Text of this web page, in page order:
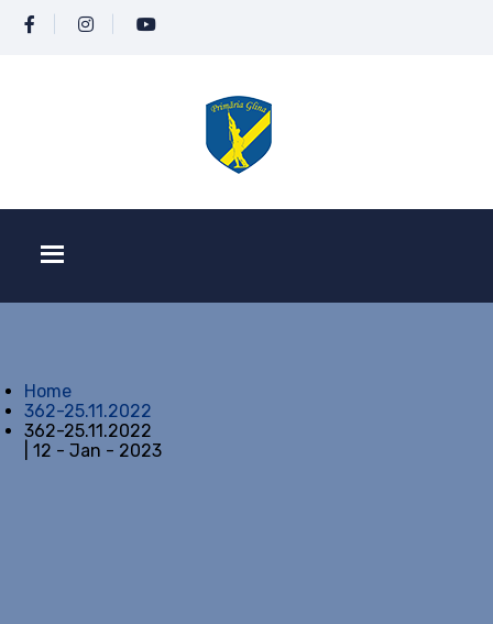
Home
362-25.11.2022
362-25.11.2022
| 12 - Jan - 2023